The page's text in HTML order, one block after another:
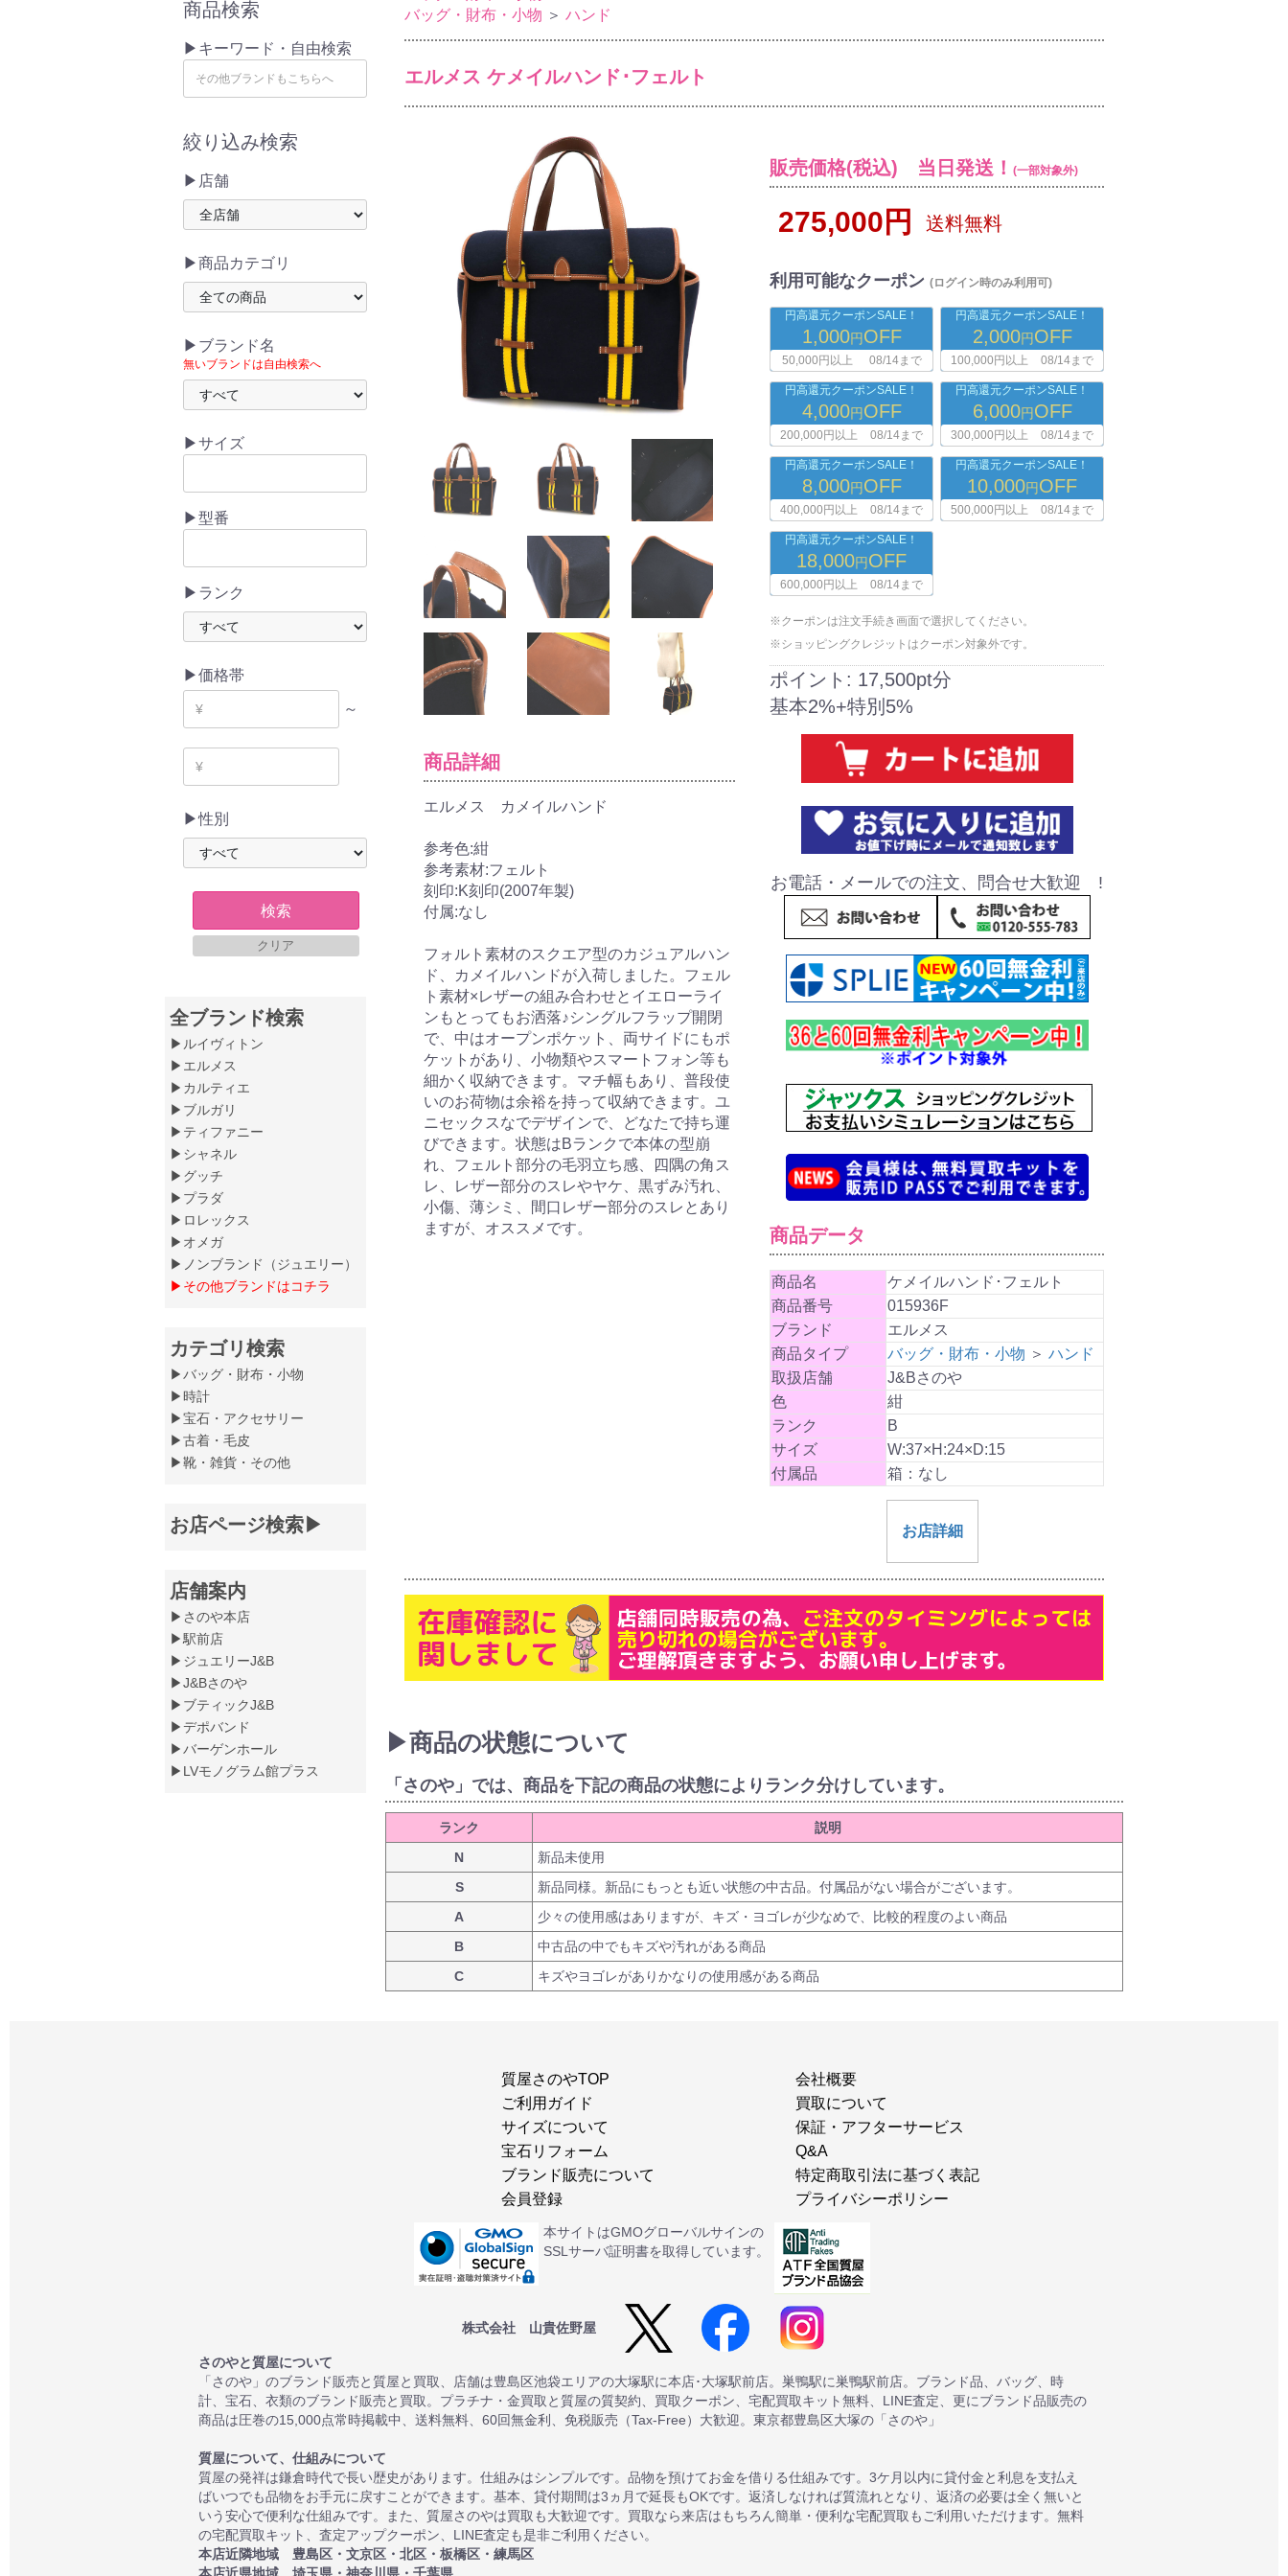
商品検索
▶キーワード・自由検索
絞り込み検索
▶店舗
▶商品カテゴリ
▶ブランド名
無いブランドは自由検索へ
▶サイズ
▶型番
▶ランク
▶価格帯
～
▶性別
検索
クリア
全ブランド検索
▶ルイヴィトン
▶エルメス
▶カルティエ
▶ブルガリ
▶ティファニー
▶シャネル
▶グッチ
▶プラダ
▶ロレックス
▶オメガ
▶ノンブランド（ジュエリー）
▶その他ブランドはコチラ
カテゴリ検索
▶バッグ・財布・小物
▶時計
▶宝石・アクセサリー
▶古着・毛皮
▶靴・雑貨・その他
お店ページ検索▶
店舗案内
▶さのや本店
▶駅前店
▶ジュエリーJ&B
▶J&Bさのや
▶ブティックJ&B
▶デポバンド
▶バーゲンホール
▶LVモノグラム館プラス
バッグ・財布・小物 ＞ ハンド
エルメス ケメイルハンド･フェルト
商品詳細
エルメス カメイルハンド
参考色:紺
参考素材:フェルト
刻印:K刻印(2007年製)
付属:なし
フォルト素材のスクエア型のカジュアルハン
ド、カメイルハンドが入荷しました。フェル
ト素材×レザーの組み合わせとイエローライ
ンもとってもお洒落♪シングルフラップ開閉
で、中はオープンポケット、両サイドにもポ
ケットがあり、小物類やスマートフォン等も
細かく収納できます。マチ幅もあり、普段使
いのお荷物は余裕を持って収納できます。ユ
ニセックスなでデザインで、どなたで持ち運
びできます。状態はBランクで本体の型崩
れ、フェルト部分の毛羽立ち感、四隅の角ス
レ、レザー部分のスレやヤケ、黒ずみ汚れ、
小傷、薄シミ、間口レザー部分のスレとあり
ますが、オススメです。
販売価格(税込) 当日発送！ (一部対象外)
275,000円 送料無料
利用可能なクーポン (ログイン時のみ利用可)
円高還元クーポンSALE！
1,000円OFF
50,000円以上 08/14まで
円高還元クーポンSALE！
2,000円OFF
100,000円以上 08/14まで
円高還元クーポンSALE！
4,000円OFF
200,000円以上 08/14まで
円高還元クーポンSALE！
6,000円OFF
300,000円以上 08/14まで
円高還元クーポンSALE！
8,000円OFF
400,000円以上 08/14まで
円高還元クーポンSALE！
10,000円OFF
500,000円以上 08/14まで
円高還元クーポンSALE！
18,000円OFF
600,000円以上 08/14まで
※クーポンは注文手続き画面で選択してください。
※ショッピングクレジットはクーポン対象外です。
ポイント: 17,500pt分
基本2%+特別5%
お電話・メールでの注文、問合せ大歓迎 !
商品データ
商品名
ケメイルハンド･フェルト
商品番号
015936F
ブランド
エルメス
商品タイプ
バッグ・財布・小物 ＞ ハンド
取扱店舗
J&Bさのや
色
紺
ランク
B
サイズ
W:37×H:24×D:15
付属品
箱：なし
お店詳細
▶商品の状態について
「さのや」では、商品を下記の商品の状態によりランク分けしています。
ランク
説明
N
新品未使用
S
新品同様。新品にもっとも近い状態の中古品。付属品がない場合がございます。
A
少々の使用感はありますが、キズ・ヨゴレが少なめで、比較的程度のよい商品
B
中古品の中でもキズや汚れがある商品
C
キズやヨゴレがありかなりの使用感がある商品
質屋さのやTOP
ご利用ガイド
サイズについて
宝石リフォーム
ブランド販売について
会員登録
会社概要
買取について
保証・アフターサービス
Q&A
特定商取引法に基づく表記
プライバシーポリシー
本サイトはGMOグローバルサインの
SSLサーバ証明書を取得しています。
株式会社 山貴佐野屋
さのやと質屋について
「さのや」のブランド販売と質屋と買取、店舗は豊島区池袋エリアの大塚駅に本店･大塚駅前店。巣鴨駅に巣鴨駅前店。ブランド品、バッグ、時
計、宝石、衣類のブランド販売と買取。プラチナ・金買取と質屋の質契約、買取クーポン、宅配買取キット無料、LINE査定、更にブランド品販売の
商品は圧巻の15,000点常時掲載中、送料無料、60回無金利、免税販売（Tax-Free）大歓迎。東京都豊島区大塚の「さのや」
質屋について、仕組みについて
質屋の発祥は鎌倉時代で長い歴史があります。仕組みはシンプルです。品物を預けてお金を借りる仕組みです。3ケ月以内に貸付金と利息を支払え
ばいつでも品物をお手元に戻すことができます。基本、貸付期間は3ヵ月で延長もOKです。返済しなければ質流れとなり、返済の必要は全く無いと
いう安心で便利な仕組みです。また、質屋さのやは買取も大歓迎です。買取なら来店はもちろん簡単・便利な宅配買取もご利用いただけます。無料
の宅配買取キット、査定アップクーポン、LINE査定も是非ご利用ください。
本店近隣地域 豊島区・文京区・北区・板橋区・練馬区